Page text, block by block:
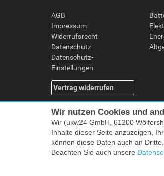
AGB
Impressum
Widerrufsrecht
Datenschutz
Datenschutz-
Einstellungen
Vertrag widerrufen
Wir nutzen Cookies und
Wir (ukw24 GmbH, 61200
Inhalte dieser Seite anzuzeigen,
können diese Daten auch an
Beachten Sie auch unsere